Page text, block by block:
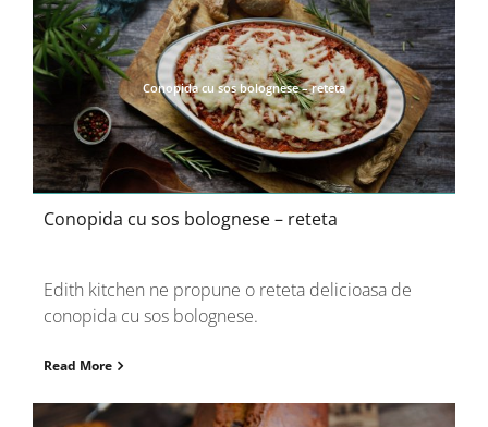
Conopida cu sos bolognese – reteta
Conopida cu sos bolognese – reteta
Edith kitchen ne propune o reteta delicioasa de
conopida cu sos bolognese.
Read More